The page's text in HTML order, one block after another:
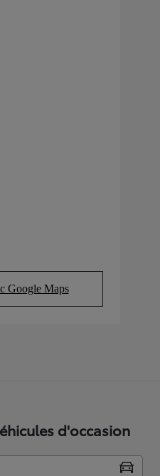
Google Maps
in new tab)
d'occasion